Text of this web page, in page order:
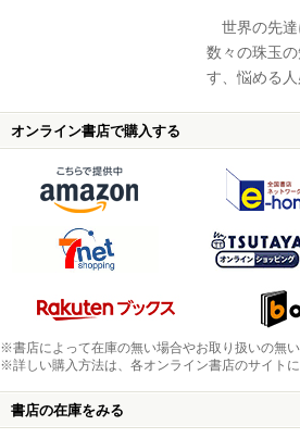
世界の先達
数々の珠玉
す、悩める人
オンライン書店で購入する
※書店によって在庫の無い場合やお取り扱いの無
※詳しい購入方法は、各オンライン書店のサイトに
書店の在庫をみる